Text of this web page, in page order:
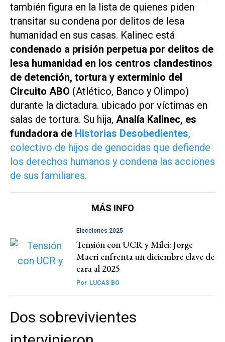
también figura en la lista de quienes piden
transitar su condena por delitos de lesa
humanidad en sus casas. Kalinec está
condenado a prisión perpetua por delitos de
lesa humanidad en los centros clandestinos
de detención, tortura y exterminio del
Circuito ABO (Atlético, Banco y Olimpo)
durante la dictadura. ubicado por víctimas en
salas de tortura. Su hija, Analía Kalinec, es
fundadora de Historias Desobedientes,
colectivo de hijos de genocidas que defiende
los derechos humanos y condena las acciones
de sus familiares.
MÁS INFO
Elecciones 2025
Tensión con UCR y Milei: Jorge
Macri enfrenta un diciembre clave de
cara al 2025
Por LUCAS BO
Dos sobrevivientes